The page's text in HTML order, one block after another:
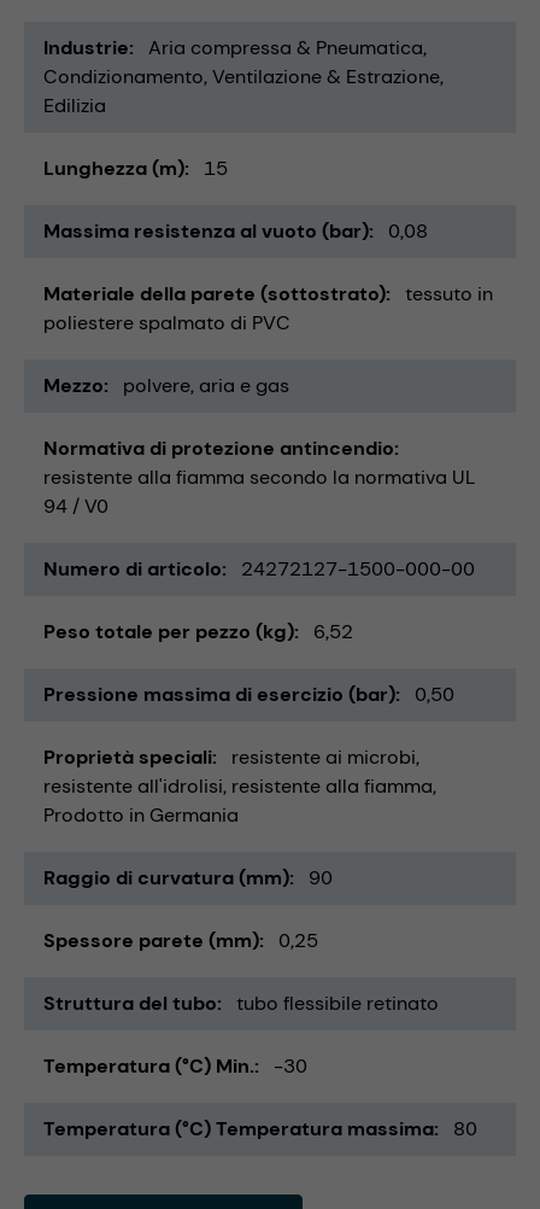
Industrie
Aria compressa & Pneumatica
Condizionamento, Ventilazione & Estrazione
Edilizia
Lunghezza (m) 15
Massima resistenza al vuoto (bar) 0,08
Materiale della parete (sottostrato)
tessuto in
poliestere spalmato di PVC
Mezzo polvere aria e gas
Normativa di protezione antincendio
resistente alla fiamma secondo la normativa UL
94 / V0
Numero di articolo 24272127-1500-000-00
Peso totale per pezzo (kg) 6,52
Pressione massima di esercizio (bar) 0,50
Proprietà speciali
resistente ai microbi
resistente all'idrolisi resistente alla fiamma
Prodotto in Germania
Raggio di curvatura (mm) 90
Spessore parete (mm) 0,25
Struttura del tubo tubo flessibile retinato
Temperatura (°C) Min. -30
Temperatura (°C) Temperatura massima 80